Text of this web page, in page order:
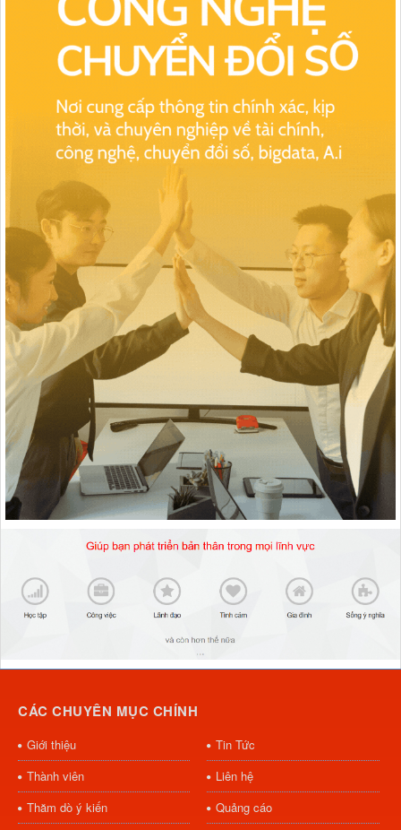
CÁC CHUYÊN MỤC CHÍNH
Giới thiệu
Tin Tức
Thành viên
Liên hệ
Thăm dò ý kiến
Quảng cáo